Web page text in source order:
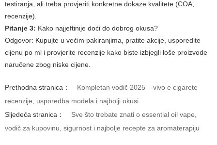
testiranja, ali treba provjeriti konkretne dokaze kvalitete (COA,
recenzije).
Pitanje 3: Kako najjeftinije doći do dobrog okusa?
Odgovor: Kupujte u većim pakiranjima, pratite akcije, usporedite
cijenu po ml i provjerite recenzije kako biste izbjegli loše proizvode
naručene zbog niske cijene.
Prethodna stranica：
Kompletan vodič 2025 – vivo e cigarete
recenzije, usporedba modela i najbolji okusi
Sljedeća stranica：
Sve što trebate znati o essential oil vape,
vodič za kupovinu, sigurnost i najbolje recepte za aromaterapiju